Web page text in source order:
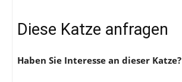
Diese Katze anfragen
Haben Sie Interesse an dieser Katze?